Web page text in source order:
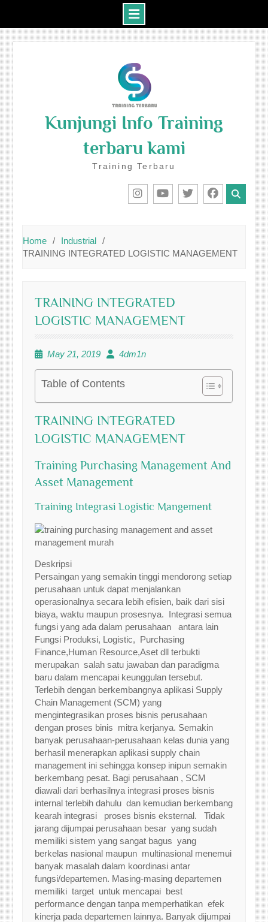
Kunjungi Info Training
terbaru kami
Training Terbaru
Home
Industrial
TRAINING INTEGRATED LOGISTIC MANAGEMENT
TRAINING INTEGRATED
LOGISTIC MANAGEMENT
May 21, 2019 4dm1n
Table of Contents
TRAINING INTEGRATED
LOGISTIC MANAGEMENT
Training Purchasing Management And
Asset Management
Training Integrasi Logistic Mangement
Deskripsi
Persaingan yang semakin tinggi mendorong setiap
perusahaan untuk dapat menjalankan
operasionalnya secara lebih efisien, baik dari sisi
biaya, waktu maupun prosesnya. Integrasi semua
fungsi yang ada dalam perusahaan antara lain
Fungsi Produksi, Logistic, Purchasing
Finance,Human Resource,Aset dll terbukti
merupakan salah satu jawaban dan paradigma
baru dalam mencapai keunggulan tersebut.
Terlebih dengan berkembangnya aplikasi Supply
Chain Management (SCM) yang
mengintegrasikan proses bisnis perusahaan
dengan proses binis mitra kerjanya. Semakin
banyak perusahaan-perusahaan kelas dunia yang
berhasil menerapkan aplikasi supply chain
management ini sehingga konsep inipun semakin
berkembang pesat. Bagi perusahaan , SCM
diawali dari berhasilnya integrasi proses bisnis
internal terlebih dahulu dan kemudian berkembang
kearah integrasi proses bisnis eksternal. Tidak
jarang dijumpai perusahaan besar yang sudah
memiliki sistem yang sangat bagus yang
berkelas nasional maupun multinasional menemui
banyak masalah dalam koordinasi antar
fungsi/departemen. Masing-masing departemen
memiliki target untuk mencapai best
performance dengan tanpa memperhatikan efek
kinerja pada departemen lainnya. Banyak dijumpai